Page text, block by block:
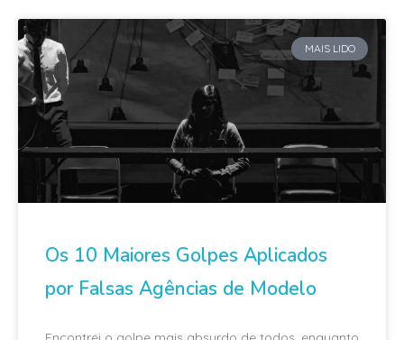
MAIS LIDO
Os 10 Maiores Golpes Aplicados
por Falsas Agências de Modelo